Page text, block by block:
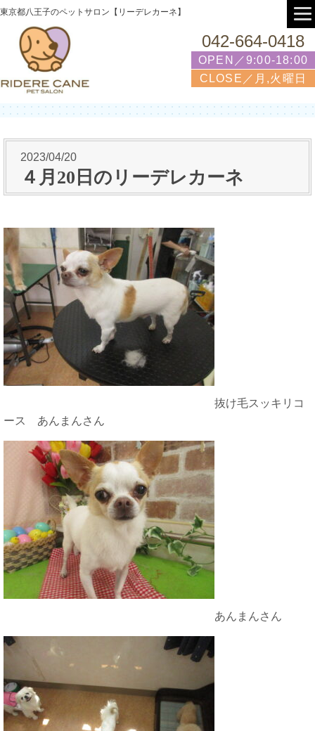
東京都八王子のペットサロン【リーデレカーネ】
042-664-0418
OPEN／9:00-18:00
CLOSE／月,火曜日
2023/04/20
４月20日のリーデレカーネ
抜け毛スッキリコ
ース あんまんさん
あんまんさん